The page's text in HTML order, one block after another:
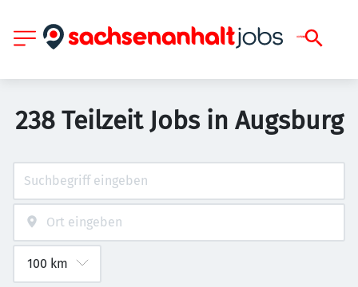
238 Teilzeit Jobs in Augsburg